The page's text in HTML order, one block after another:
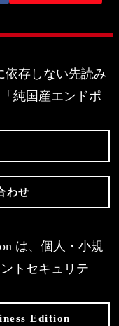
依存しない先読み
純国産エンドポ
わせ
は、個人・小規
トセキュリテ
Edition